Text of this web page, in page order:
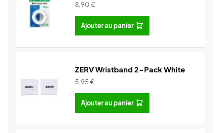
8,90€
Ajouter au panier
ZERV Wristband 2-Pack White
5,95€
Ajouter au panier